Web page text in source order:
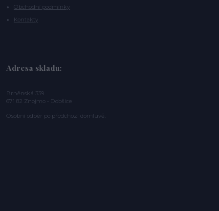
Obchodní podmínky
Kontakty
Adresa skladu:
Brněnská 339
671 82 Znojmo - Dobšice
Osobní odběr po předchozí domluvě.